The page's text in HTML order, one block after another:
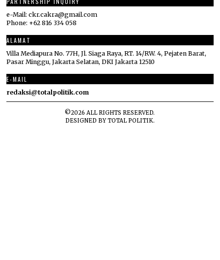
e-Mail: ckr.cakra@gmail.com
Phone: +62 816 334 058
ALAMAT
Villa Mediapura No. 77H, Jl. Siaga Raya, RT. 14/RW. 4, Pejaten Barat,
Pasar Minggu, Jakarta Selatan, DKI Jakarta 12510
E-MAIL
redaksi@totalpolitik.com
©2026 ALL RIGHTS RESERVED.
DESIGNED BYTOTAL POLITIK.